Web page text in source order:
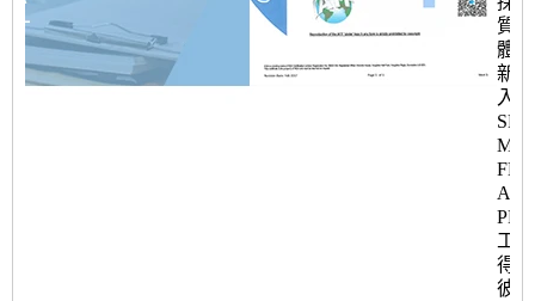
質
體
新
入
工
得
彼